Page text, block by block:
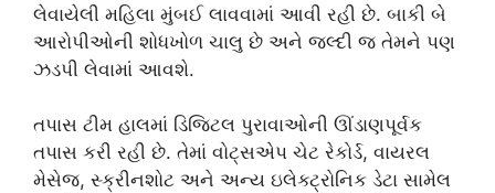
લેવાયેલી મહિલા મુંબઈ લાવવામાં આવી રહી છે. બાકી બે
આરોપીઓની શોધખોળ ચાલુ છે અને જલ્દી જ તેમને પણ
ઝડપી લેવામાં આવશે.
તપાસ ટીમ હાલમાં ડિજિટલ પુરાવાઓની ઊંડાણપૂર્વક
તપાસ કરી રહી છે. તેમાં વોટ્સએપ ચેટ રેકોર્ડ, વાયરલ
મેસેજ, સ્ક્રીનશોટ અને અન્ય ઇલેક્ટ્રોનિક ડેટા સામેલ